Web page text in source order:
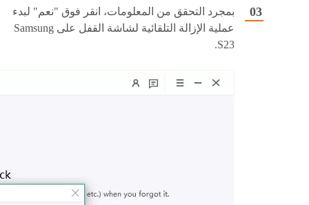
بمجرد التحقق من المعلومات، انقر فوق "نعم" لبدء
عملية الإزالة التلقائية لشاشة القفل على Samsung
S23.